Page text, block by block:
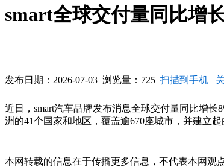
smart全球交付量同比增
发布日期：2026-07-03 浏览量：725 扫描到手机
近日，smart汽车品牌发布消息全球交付量同比增长
洲的41个国家和地区，覆盖逾670座城市，并建立
本网转载的信息在于传播更多信息，不代表本网观